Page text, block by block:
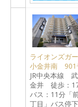
ライオンズガ
小金井南 901
JR中央本線
金井 徒歩：17
バス：11分「
丁目」バス停